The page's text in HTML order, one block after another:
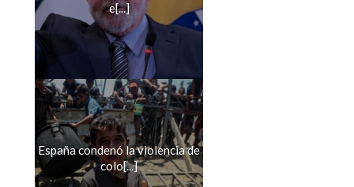
e[...]
España condenó la violencia de
colo[...]